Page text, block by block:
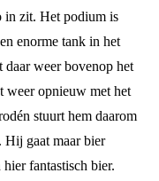
in zit. Het podium is
enorme tank in het
daar weer bovenop het
weer opnieuw met het
stuurt hem daarom
Hij gaat maar bier
fantastisch bier.